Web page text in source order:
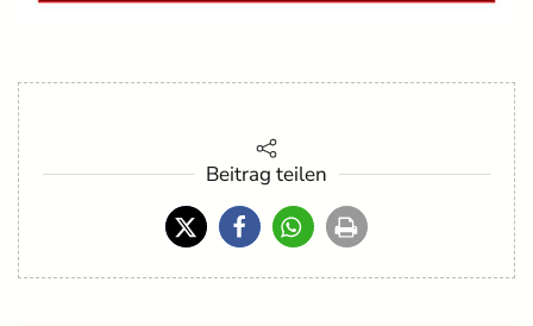
Beitrag teilen